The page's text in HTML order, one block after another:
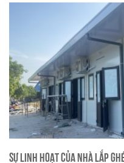
Sự Linh Hoạt của Nhà Lắp